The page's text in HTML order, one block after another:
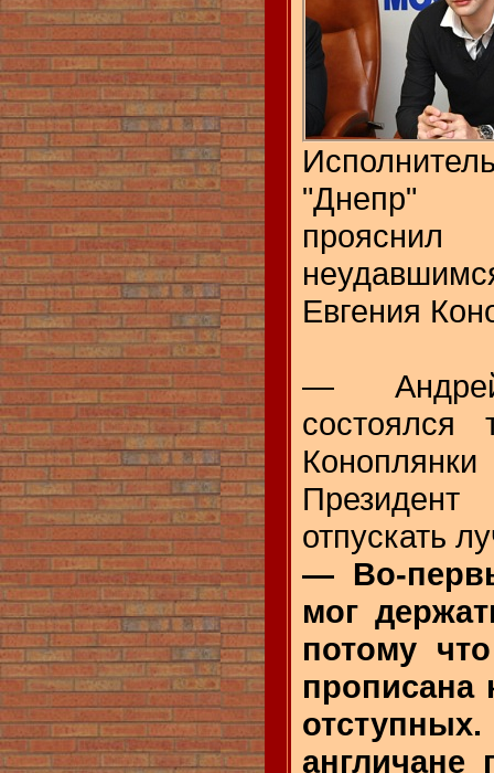
"Днепр"
Евгения
—
состоялся
отпускать
— Во-
мог
потому
прописана
англичане